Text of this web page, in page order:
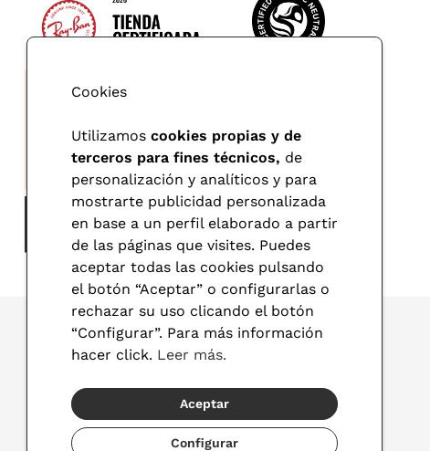
© 2026 Visionlab
Cookies
Utilizamos cookies propias y de
terceros para fines técnicos, de
personalización y analíticos y para
mostrarte publicidad personalizada
en base a un perfil elaborado a partir
de las páginas que visites. Puedes
aceptar todas las cookies pulsando
el botón “Aceptar” o configurarlas o
rechazar su uso clicando el botón
“Configurar”. Para más información
hacer click. Leer más.
Aceptar
Configurar